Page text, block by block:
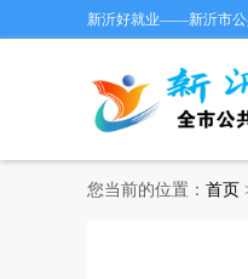
新沂好就业——新沂市公
您当前的位置： 首页